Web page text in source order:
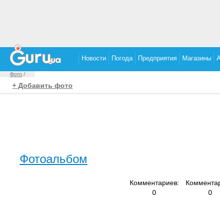
Новости Погода Предприятия Магазины
Фото /
+ Добавить фото
Фотоальбом
Комментариев:
0
0